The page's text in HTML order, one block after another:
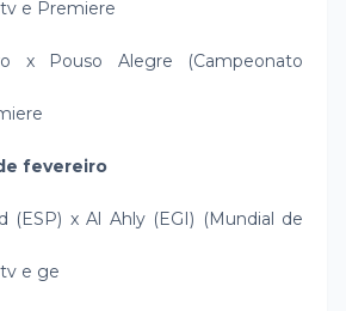
e Premiere
x Pouso Alegre (Campeonato
fevereiro
(ESP) x Al Ahly (EGI) (Mundial de
e ge